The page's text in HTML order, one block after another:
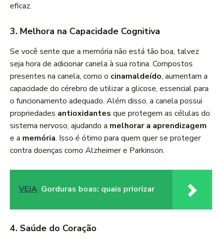
eficaz.
3. Melhora na Capacidade Cognitiva
Se você sente que a memória não está tão boa, talvez
seja hora de adicionar canela à sua rotina. Compostos
presentes na canela, como o cinamaldeído, aumentam a
capacidade do cérebro de utilizar a glicose, essencial para
o funcionamento adequado. Além disso, a canela possui
propriedades antioxidantes que protegem as células do
sistema nervoso, ajudando a melhorar a aprendizagem
e a memória. Isso é ótimo para quem quer se proteger
contra doenças como Alzheimer e Parkinson.
VEJA Gorduras boas: quais priorizar
4. Saúde do Coração